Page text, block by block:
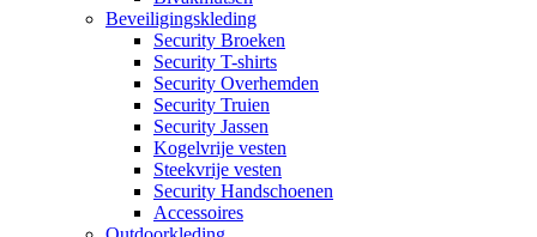
Beveiligingskleding
Security Broeken
Security T-shirts
Security Overhemden
Security Truien
Security Jassen
Kogelvrije vesten
Steekvrije vesten
Security Handschoenen
Accessoires